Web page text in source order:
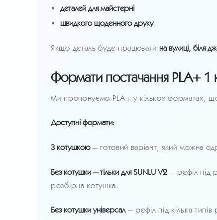
деталей для майстерні
швидкого щоденного друку
Якщо деталь буде працювати на вулиці, біля
Формати постачання PLA+ 1
Ми пропонуємо PLA+ у кількох форматах,
Доступні формати:
З котушкою— готовий варіант, який можна
Без котушки — тільки для SUNLU V2 — рефіл під
розбірна котушка.
Без котушки універсал— рефіл під кілька